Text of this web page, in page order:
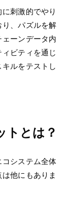
刺激的でやり
り、パズルを解
ェーンデータ内
ビティを通じ
ルをテストし
トとは？
コシステム全体
他にもありま